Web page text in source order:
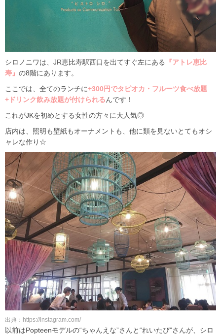
シロノニワは、JR恵比寿駅西口を出てすぐ左にある
『アトレ恵比
寿』 の8階にあります。
ここでは、全てのランチに+300円でタピオカ・フルーツ食べ放題
+ドリンク飲み放題が付けられるんです！
これがJKを初めとする女性の方々に大人気◎
店内は、照明も壁紙もオーナメントも、他に類を見ないとてもオシ
ャレな作り☆
出典：https://instagram.com/
以前はPopteenモデルの“ちゃんえな”さんと“れいたぴ”さんが、シロ